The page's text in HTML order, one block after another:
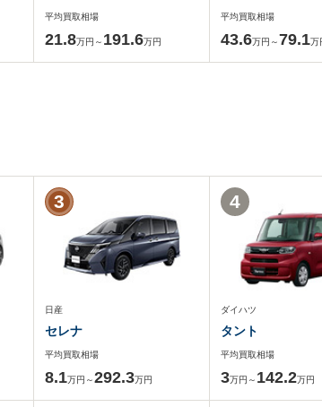
平均買取相場
21.8万円～ 191.6万円
平均買取相場
43.6万円～79.1万
日産
セレナ
平均買取相場
8.1万円～292.3万円
3
ダイハツ
タント
平均買取相場
3万円～ 142.2万円
4